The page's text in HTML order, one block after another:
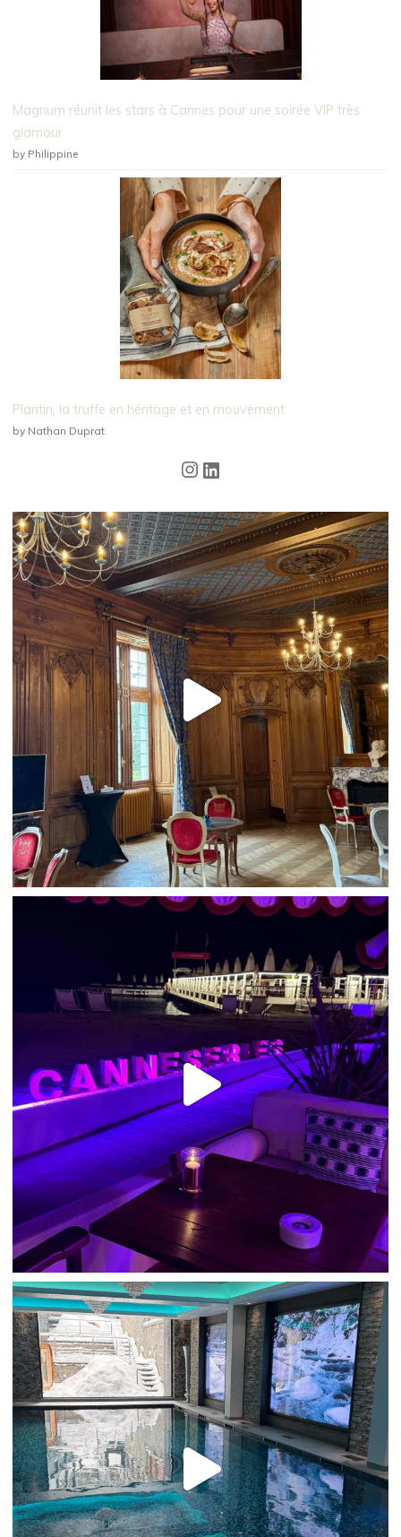
Magnum réunit les stars à Cannes pour une soirée VIP très
glamour
by Philippine
Plantin, la truffe en héritage et en mouvement
by Nathan Duprat
Instagram
LinkedIn